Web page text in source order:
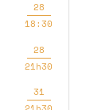
28
18:30
28
21h30
31